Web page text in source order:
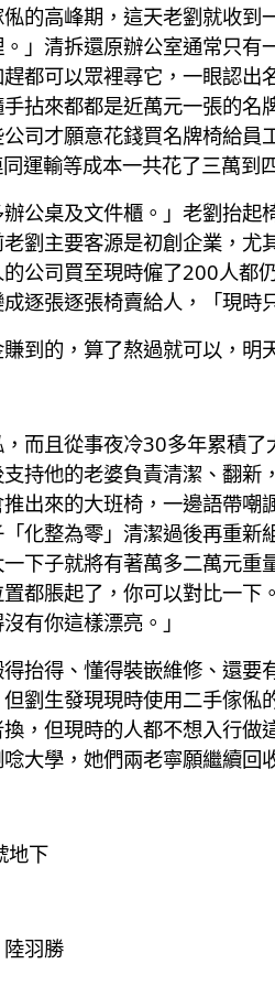
的高峰期，這天老劉就收
」清拆還原辦公室通常只
趕都可以眾裡尋它，一眼認
拈來都都是近萬元一張的
司才願意花錢買名牌椅給
運輸等成本一共花了三萬到
辦公桌及文件櫃。」老劉抬
劉主要客源是初創企業，
公司買至現時僱了200人都
逐張逐張椅賣給人，「現時
到的，算了熬過就可以，明
而且從事夜冷30多年累積
持他的老婆負責清潔、翻
出來的大班椅，一邊語帶
化整為零」清潔過後再重
下子就將有著萬多二萬元
都脹起了，你可以對比一
有你這樣漂亮。」
抬得、懂得裝嵌維修、還要
劉生發現現時使用二手傢
，但現時的人都不想入行
大學，她們兩老寧願繼續回
地下
羽勝